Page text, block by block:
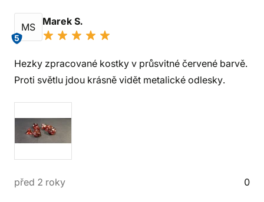
MS
5
Marek S.
Hezky zpracované kostky v průsvitné červené barvě.
Proti světlu jdou krásně vidět metalické odlesky.
před 2 roky 0